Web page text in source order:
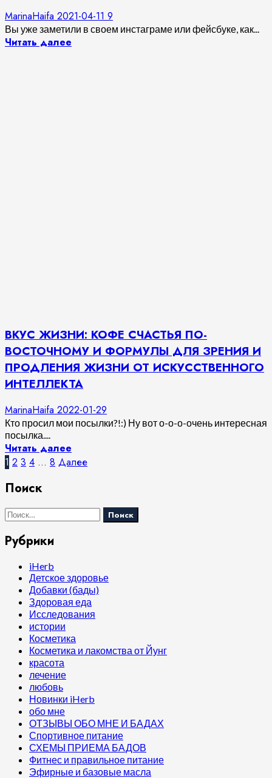
MarinaHaifa 2021-04-11 9
Вы уже заметили в своем инстаграме или фейсбуке, как...
Читать далее
ВКУС ЖИЗНИ: КОФЕ СЧАСТЬЯ ПО-
ВОСТОЧНОМУ И ФОРМУЛЫ ДЛЯ ЗРЕНИЯ И
ПРОДЛЕНИЯ ЖИЗНИ ОТ ИСКУССТВЕННОГО
ИНТЕЛЛЕКТА
MarinaHaifa 2022-01-29
Кто просил мои посылки?!:) Ну вот о-о-о-очень интересная
посылка....
Читать далее
Пагинация
записей
1 2 3 4 … 8 Далее
Поиск
Найти:
Рубрики
iHerb
Детское здоровье
Добавки (бады)
Здоровая еда
Исследования
истории
Косметика
Косметика и лакомства от Йунг
красота
лечение
любовь
Новинки iHerb
обо мне
ОТЗЫВЫ ОБО МНЕ И БАДАХ
Спортивное питание
СХЕМЫ ПРИЕМА БАДОВ
Фитнес и правильное питание
Эфирные и базовые масла